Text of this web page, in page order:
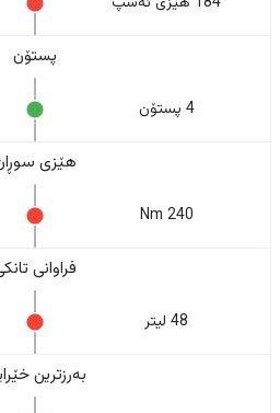
پستۆن
4 پستۆن
هێزی
240 Nm
فراوانی
48 لیتر
بەرزترین